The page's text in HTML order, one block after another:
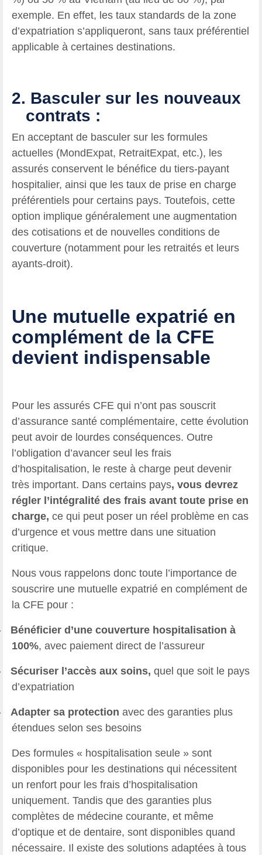
exemple. En effet, les taux standards de la zone
d’expatriation s’appliqueront, sans taux préférentiel
applicable à certaines destinations.
2. Basculer sur les nouveaux
contrats :
En acceptant de basculer sur les formules
actuelles (MondExpat, RetraitExpat, etc.), les
assurés conservent le bénéfice du tiers-payant
hospitalier, ainsi que les taux de prise en charge
préférentiels pour certains pays. Toutefois, cette
option implique généralement une augmentation
des cotisations et de nouvelles conditions de
couverture (notamment pour les retraités et leurs
ayants-droit).
Une mutuelle expatrié en
complément de la CFE
devient indispensable
Pour les assurés CFE qui n’ont pas souscrit
d’assurance santé complémentaire, cette évolution
peut avoir de lourdes conséquences. Outre
l’obligation d’avancer seul les frais
d’hospitalisation, le reste à charge peut devenir
très important. Dans certains pays, vous devrez
régler l’intégralité des frais avant toute prise en
charge, ce qui peut poser un réel problème en cas
d’urgence et vous mettre dans une situation
critique.
Nous vous rappelons donc toute l’importance de
souscrire une mutuelle expatrié en complément de
la CFE pour :
Bénéficier d’une couverture hospitalisation à
100%, avec paiement direct de l’assureur
Sécuriser l’accès aux soins, quel que soit le pays
d’expatriation
Adapter sa protection avec des garanties plus
étendues selon ses besoins
Des formules « hospitalisation seule » sont
disponibles pour les destinations qui nécessitent
un renfort pour les frais d’hospitalisation
uniquement. Tandis que des garanties plus
complètes de médecine courante, et même
d’optique et de dentaire, sont disponibles quand
nécessaire. Il existe des solutions adaptées à tous